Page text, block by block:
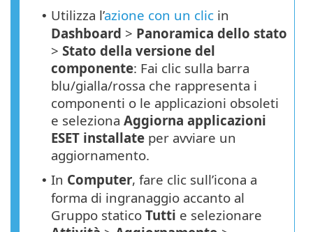
• Utilizza l’azione con un clic in
Dashboard > Panoramica dello stato
> Stato della versione del
componente: Fai clic sulla barra
blu/gialla/rossa che rappresenta i
componenti o le applicazioni obsoleti
e seleziona Aggiorna applicazioni
ESET installate per avviare un
aggiornamento.
• In Computer, fare clic sull’icona a
forma di ingranaggio accanto al
Gruppo statico Tutti e selezionare